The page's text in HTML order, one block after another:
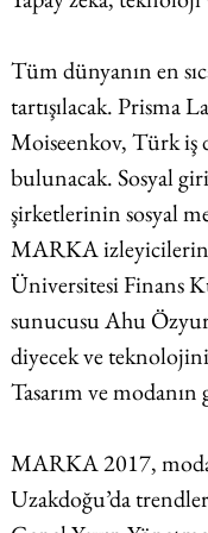
Tüm dünyanın en
tartışılacak. Prisma
Moiseenkov, Türk iş
bulunacak. Sosyal
şirketlerinin sosyal
MARKA izleyicilerine
Üniversitesi Finans
sunucusu Ahu
diyecek ve
Tasarım ve
MARKA 2017, moda
Uzakdoğu’da